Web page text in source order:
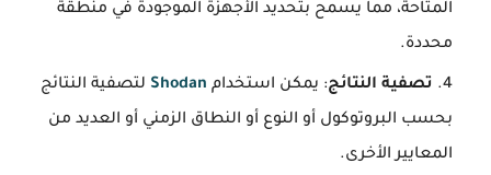
المتاحة، مما يسمح بتحديد الأجهزة الموجودة في منطقة
محددة.
تصفية النتائج: يمكن استخدام Shodan لتصفية النتائج
بحسب البروتوكول أو النوع أو النطاق الزمني أو العديد من
المعايير الأخرى.